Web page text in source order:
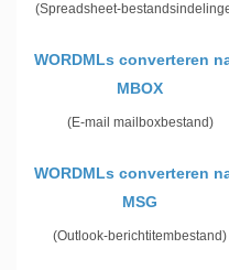
(Spreadsheet-
WORDMLs converteren
MBOX
(E-mail mailboxbestand)
WORDMLs converteren
MSG
(Outlook-berichtitembestand)